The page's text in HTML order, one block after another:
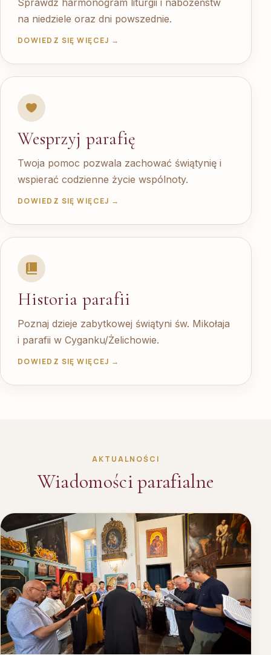
Sprawdź harmonogram liturgii i nabożeństw
na niedziele oraz dni powszednie.
DOWIEDZ SIĘ WIĘCEJ →
Wesprzyj parafię
Twoja pomoc pozwala zachować świątynię i
wspierać codzienne życie wspólnoty.
DOWIEDZ SIĘ WIĘCEJ →
Historia parafii
Poznaj dzieje zabytkowej świątyni św. Mikołaja
i parafii w Cyganku/Żelichowie.
DOWIEDZ SIĘ WIĘCEJ →
AKTUALNOŚCI
Wiadomości parafialne